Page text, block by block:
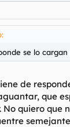
se lo
de
que
quiero que